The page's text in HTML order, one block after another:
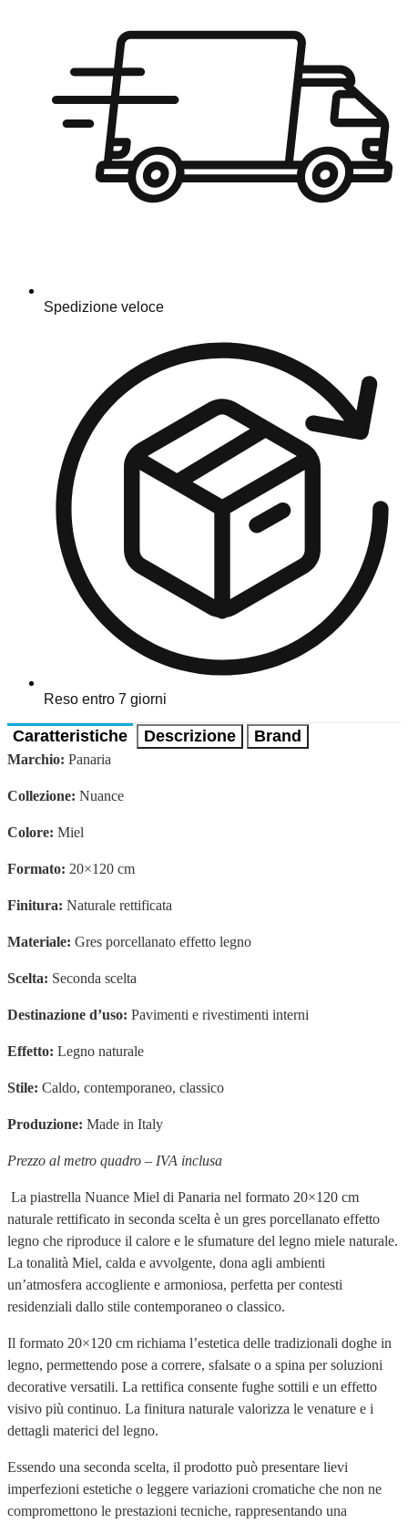
Spedizione veloce
Reso entro 7 giorni
Caratteristiche Descrizione Brand
Marchio: Panaria
Collezione: Nuance
Colore: Miel
Formato: 20×120 cm
Finitura: Naturale rettificata
Materiale: Gres porcellanato effetto legno
Scelta: Seconda scelta
Destinazione d’uso: Pavimenti e rivestimenti interni
Effetto: Legno naturale
Stile: Caldo, contemporaneo, classico
Produzione: Made in Italy
Prezzo al metro quadro – IVA inclusa
La piastrella Nuance Miel di Panaria nel formato 20×120 cm
naturale rettificato in seconda scelta è un gres porcellanato effetto
legno che riproduce il calore e le sfumature del legno miele naturale.
La tonalità Miel, calda e avvolgente, dona agli ambienti
un’atmosfera accogliente e armoniosa, perfetta per contesti
residenziali dallo stile contemporaneo o classico.
Il formato 20×120 cm richiama l’estetica delle tradizionali doghe in
legno, permettendo pose a correre, sfalsate o a spina per soluzioni
decorative versatili. La rettifica consente fughe sottili e un effetto
visivo più continuo. La finitura naturale valorizza le venature e i
dettagli materici del legno.
Essendo una seconda scelta, il prodotto può presentare lievi
imperfezioni estetiche o leggere variazioni cromatiche che non ne
compromettono le prestazioni tecniche, rappresentando una